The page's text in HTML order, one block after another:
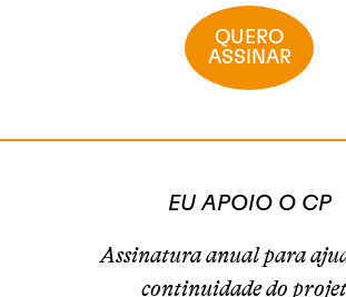
QUERO
ASSINAR
EU APOIO O CP
Assinatura anual para
continuidade do